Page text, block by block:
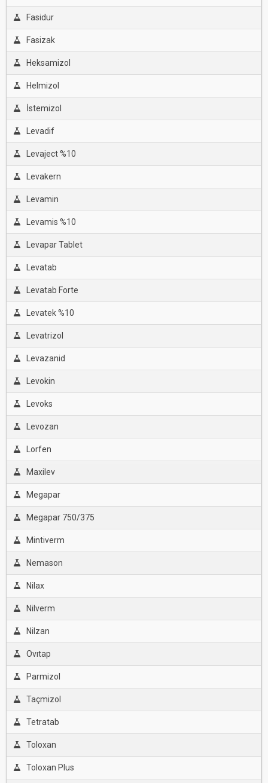
Fasidur
Fasizak
Heksamizol
Helmizol
İstemizol
Levadif
Levaject %10
Levakern
Levamin
Levamis %10
Levapar Tablet
Levatab
Levatab Forte
Levatek %10
Levatrizol
Levazanid
Levokin
Levoks
Levozan
Lorfen
Maxilev
Megapar
Megapar 750/375
Mintiverm
Nemason
Nilax
Nilverm
Nilzan
Ovıtap
Parmizol
Taçmizol
Tetratab
Toloxan
Toloxan Plus